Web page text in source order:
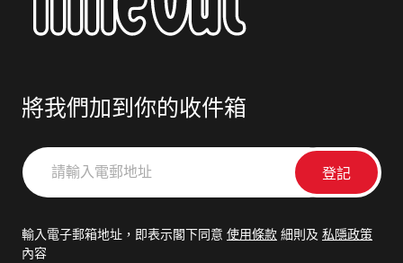
將我們加到你的收件箱
請
輸
郵
輸入電子郵箱地址，即表示閣下同意 使用條款 細則及 私隱政策
內容